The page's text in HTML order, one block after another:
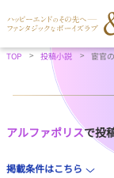
TOP 投稿小説 宦官
アルファポリスで投
掲載条件はこちら